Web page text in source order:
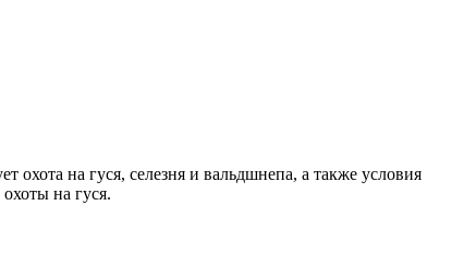
на гуся, селезня и вальдшнепа, а также условия
на гуся.